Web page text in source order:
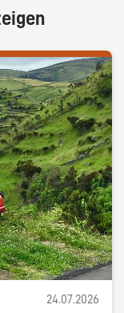
24.07.2026